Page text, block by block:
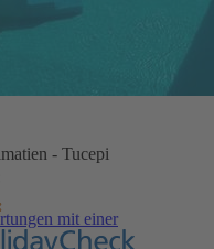
- Tucepi
mit einer